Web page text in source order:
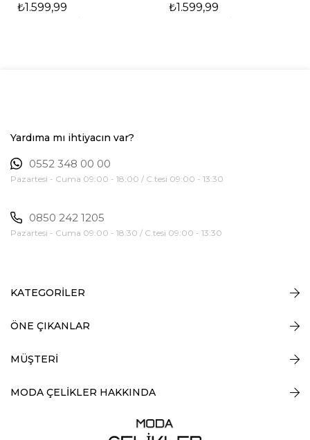
₺1.599,99 ₺1.599,99
Yardıma mı ihtiyacın var?
0552 348 00 00
Pazartesi - Cuma 09:00 - 18:00 / C.tesi 09:00 - 13:30
0850 242 1205
Pazartesi - Cuma 09:00 - 18:30 / C.tesi 09:00 - 13:30
KATEGORİLER
ÖNE ÇIKANLAR
MÜŞTERİ
MODA ÇELİKLER HAKKINDA